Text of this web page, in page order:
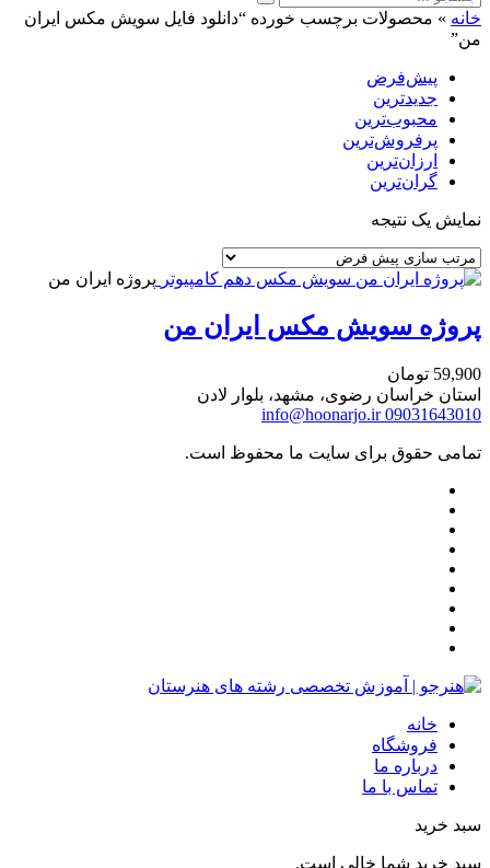
خانه » محصولات برچسب خورده “دانلود فایل سویش مکس ایران
من”
پیش‌فرض
جدیدترین
محبوب‌ترین
پرفروش‌ترین
ارزان‌ترین
گران‌ترین
نمایش یک نتیجه
پروژه ایران من
پروژه سویش مکس ایران من
59,900 تومان
استان خراسان رضوی، مشهد، بلوار لادن
09031643010
info@hoonarjo.ir
تمامی حقوق برای سایت ما محفوظ است.
خانه
فروشگاه
درباره ما
تماس با ما
سبد خرید
سبد خرید شما خالی است.